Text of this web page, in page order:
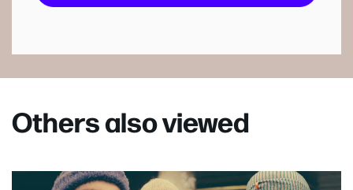
Others also viewed